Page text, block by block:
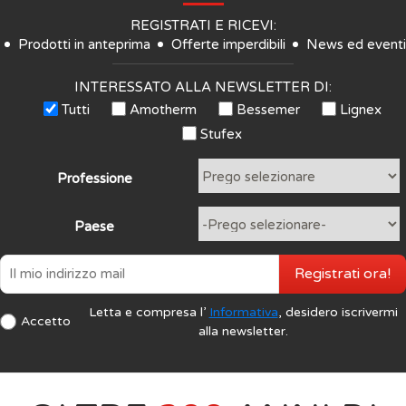
REGISTRATI E RICEVI:
Prodotti in anteprima
Offerte imperdibili News ed eventi
INTERESSATO ALLA NEWSLETTER DI:
Tutti
Amotherm Bessemer
Lignex
Stufex
Professione
Paese
Accetto
Letta e compresa l’ Informativa, desidero iscrivermi
alla newsletter.
Registrati ora!